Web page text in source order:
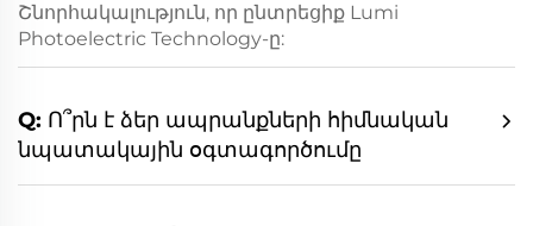
Շնորհակալություն, որ ընտրեցիք Lumi
Photoelectric Technology-ը:
Q: Ո՞րն է ձեր ապրանքների հիմնական
նպատակային օգտագործումը